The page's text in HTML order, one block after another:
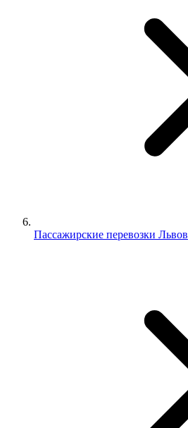
Пассажирские перевозки Львов